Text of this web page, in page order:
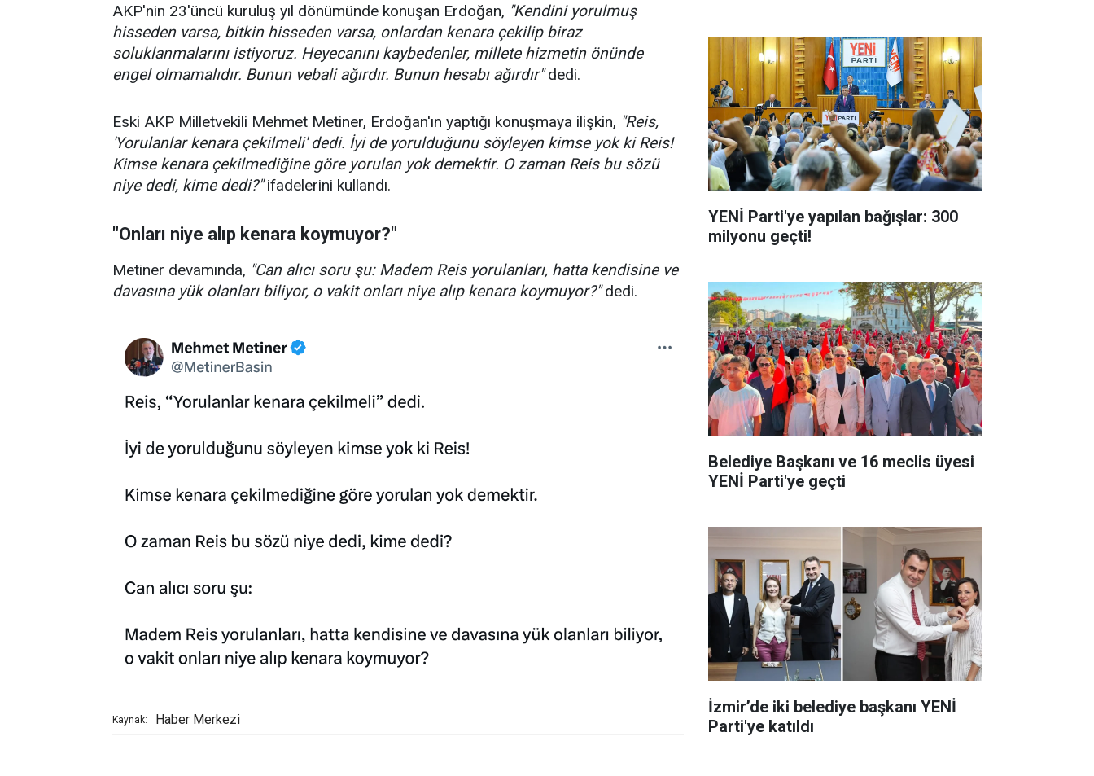
AKP'nin 23'üncü kuruluş yıl dönümünde konuşan Erdoğan, "Kendini yorulmuş
hisseden varsa, bitkin hisseden varsa, onlardan kenara çekilip biraz
soluklanmalarını istiyoruz. Heyecanını kaybedenler, millete hizmetin önünde
engel olmamalıdır. Bunun vebali ağırdır. Bunun hesabı ağırdır"dedi.
Eski AKP Milletvekili Mehmet Metiner, Erdoğan'ın yaptığı konuşmaya ilişkin, "Reis,
'Yorulanlar kenara çekilmeli' dedi. İyi de yorulduğunu söyleyen kimse yok ki Reis!
Kimse kenara çekilmediğine göre yorulan yok demektir. O zaman Reis bu sözü
niye dedi, kime dedi?"ifadelerini kullandı.
"Onları niye alıp kenara koymuyor?"
Metiner devamında, "Can alıcı soru şu: Madem Reis yorulanları, hatta kendisine ve
davasına yük olanları biliyor, o vakit onları niye alıp kenara koymuyor?"dedi.
Kaynak: Haber Merkezi
YENİ Parti'ye yapılan bağışlar: 300
milyonu geçti!
Belediye Başkanı ve 16 meclis üyesi
YENİ Parti'ye geçti
İzmir’de iki belediye başkanı YENİ
Parti'ye katıldı